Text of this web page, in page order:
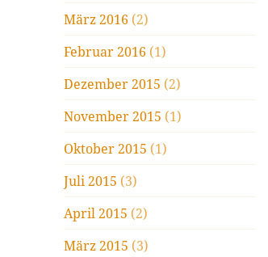
März 2016 (2)
Februar 2016 (1)
Dezember 2015 (2)
November 2015 (1)
Oktober 2015 (1)
Juli 2015 (3)
April 2015 (2)
März 2015 (3)